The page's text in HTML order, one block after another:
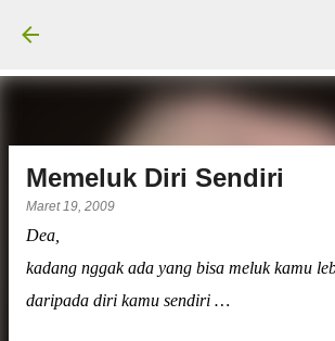
Memeluk Diri Sendiri
Maret 19, 2009
Dea,
kadang nggak ada yang bisa meluk kamu
daripada diri kamu sendiri …